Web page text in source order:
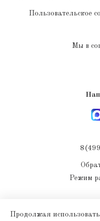
Пользовательское
Мы в
Режим
Продолжая